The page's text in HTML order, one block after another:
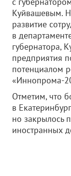
Куйвашевым.
развитие
в
губернатора,
предприятия
потенциалом
«Иннопрома-
Отметим, что
в
но закрылось
иностранных